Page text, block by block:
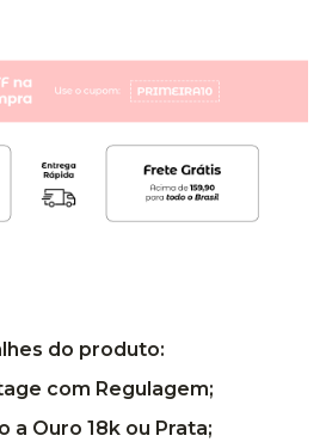
do produto:
com Regulagem;
a Ouro 18k ou Prata;